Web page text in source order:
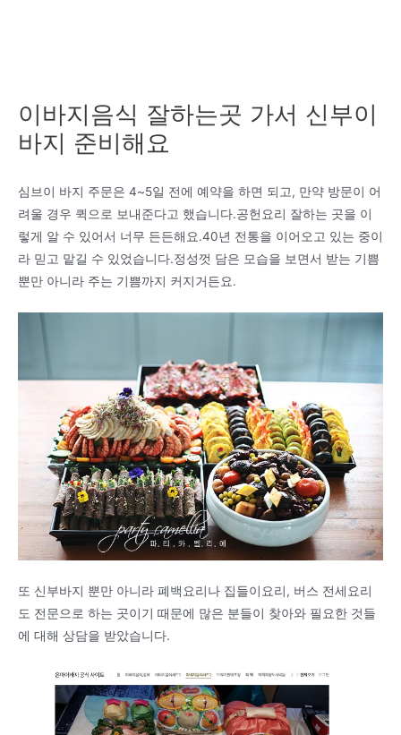
이바지음식 잘하는곳 가서 신부이
바지 준비해요
심브이 바지 주문은 4~5일 전에 예약을 하면 되고, 만약 방문이 어
려울 경우 퀵으로 보내준다고 했습니다.공헌요리 잘하는 곳을 이
렇게 알 수 있어서 너무 든든해요.40년 전통을 이어오고 있는 중이
라 믿고 맡길 수 있었습니다.정성껏 담은 모습을 보면서 받는 기쁨
뿐만 아니라 주는 기쁨까지 커지거든요.
또 신부바지 뿐만 아니라 폐백요리나 집들이요리, 버스 전세요리
도 전문으로 하는 곳이기 때문에 많은 분들이 찾아와 필요한 것들
에 대해 상담을 받았습니다.